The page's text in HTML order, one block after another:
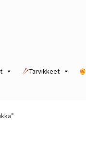
Tarvikkeet